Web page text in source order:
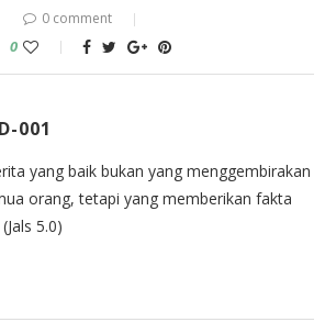
0 comment
0
001
yang baik bukan yang menggembirakan
orang, tetapi yang memberikan fakta
5.0)